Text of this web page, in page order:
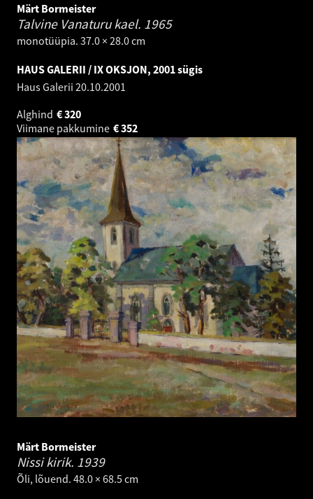
Märt Bormeister
Talvine Vanaturu kael. 1965
monotüüpia. 37.0 × 28.0 cm
HAUS GALERII / IX OKSJON, 2001 sügis
Haus Galerii 20.10.2001
Alghind
320
€
Viimane pakkumine
352
€
Märt Bormeister
Nissi kirik. 1939
Õli, lõuend. 48.0 × 68.5 cm